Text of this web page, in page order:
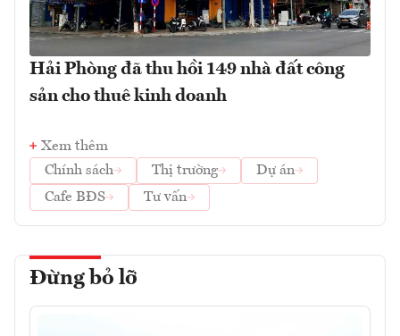
Hải Phòng đã thu hồi 149 nhà đất công
sản cho thuê kinh doanh
Xem thêm
Chính sách
Thị trường
Dự án
Cafe BĐS
Tư vấn
Đừng bỏ lỡ